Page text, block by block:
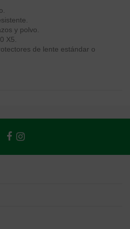
y polvo.
X5.
de lente estándar o